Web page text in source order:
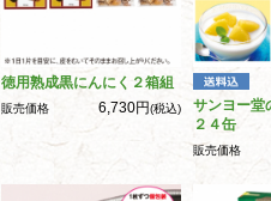
徳用熟成黒にんにく２箱組
販売価格 6,730円(税込)
サンヨー堂
２４缶
販売価格